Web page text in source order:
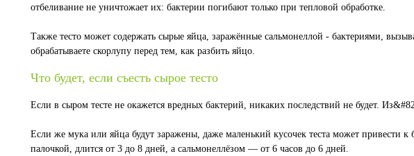
отбеливание не уничтожает их: бактерии погибают только при тепловой обработке.
Также тесто может содержать сырые яйца, заражённые сальмонеллой - бактериями,
обрабатываете скорлупу перед тем, как разбить яйцо.
Что будет, если съесть сырое тесто
Если в сыром тесте не окажется вредных бактерий, никаких последствий не будет.
Если же мука или яйца будут заражены, даже маленький кусочек теста может
палочкой, длится от 3 до 8 дней, а сальмонеллёзом — от 6 часов до 6 дней.